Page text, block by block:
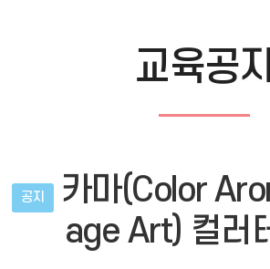
교육공지
공지
카마(Color
age Art) 컬러